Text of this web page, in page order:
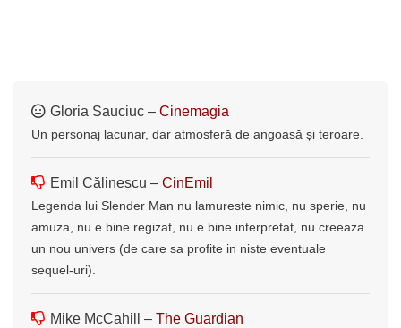
Gloria Sauciuc – Cinemagia
Un personaj lacunar, dar atmosferă de angoasă și teroare.
Emil Călinescu – CinEmil
Legenda lui Slender Man nu lamureste nimic, nu sperie, nu
amuza, nu e bine regizat, nu e bine interpretat, nu creeaza
un nou univers (de care sa profite in niste eventuale
sequel-uri).
Mike McCahill – The Guardian